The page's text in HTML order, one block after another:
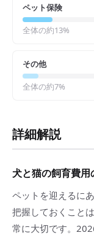
ペット保険
全体の約13%
その他
全体の約7%
詳細解説
犬と猫の飼育費用
ペットを迎えるに
把握しておくこと
常に大切です。